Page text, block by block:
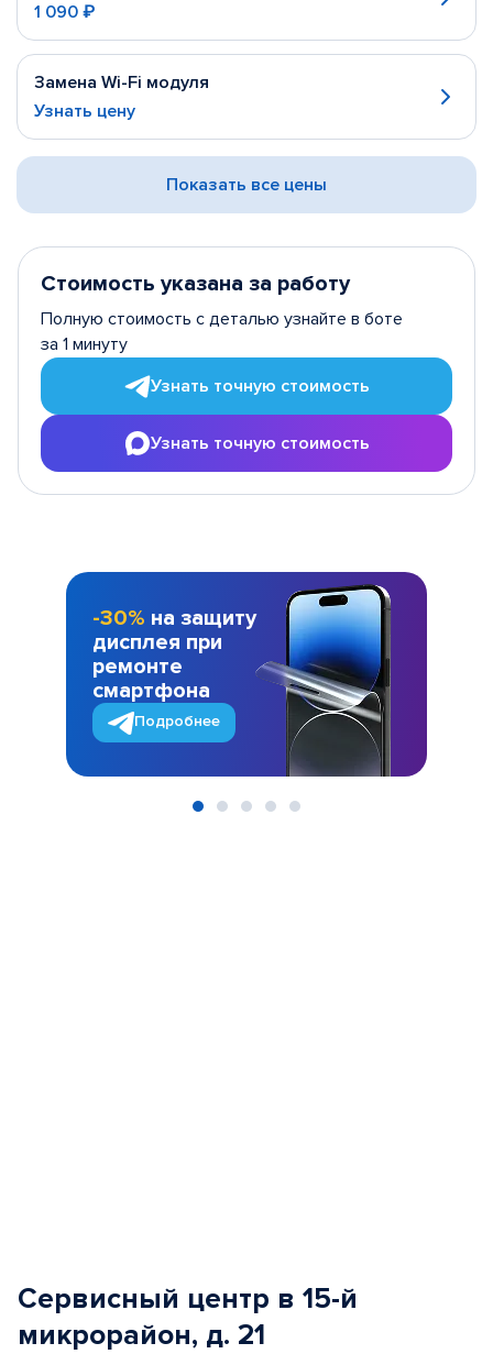
1 090 ₽
Замена Wi-Fi модуля
Узнать цену
Показать все цены
Стоимость указана за работу
Полную стоимость с деталью узнайте в боте
за 1 минуту
Узнать точную стоимость
Узнать точную стоимость
-30% на защиту
дисплея при
ремонте
смартфона
Подробнее
Сервисный центр в 15-й
микрорайон, д. 21